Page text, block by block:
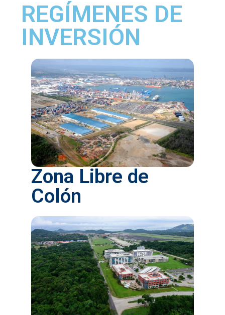
REGÍMENES DE
INVERSIÓN
Zona Libre de
Colón